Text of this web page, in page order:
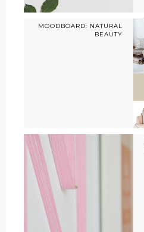
MOODBOARD: NATURAL
BEAUTY